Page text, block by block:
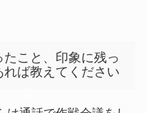
こと、印象に残っ
ば教えてください